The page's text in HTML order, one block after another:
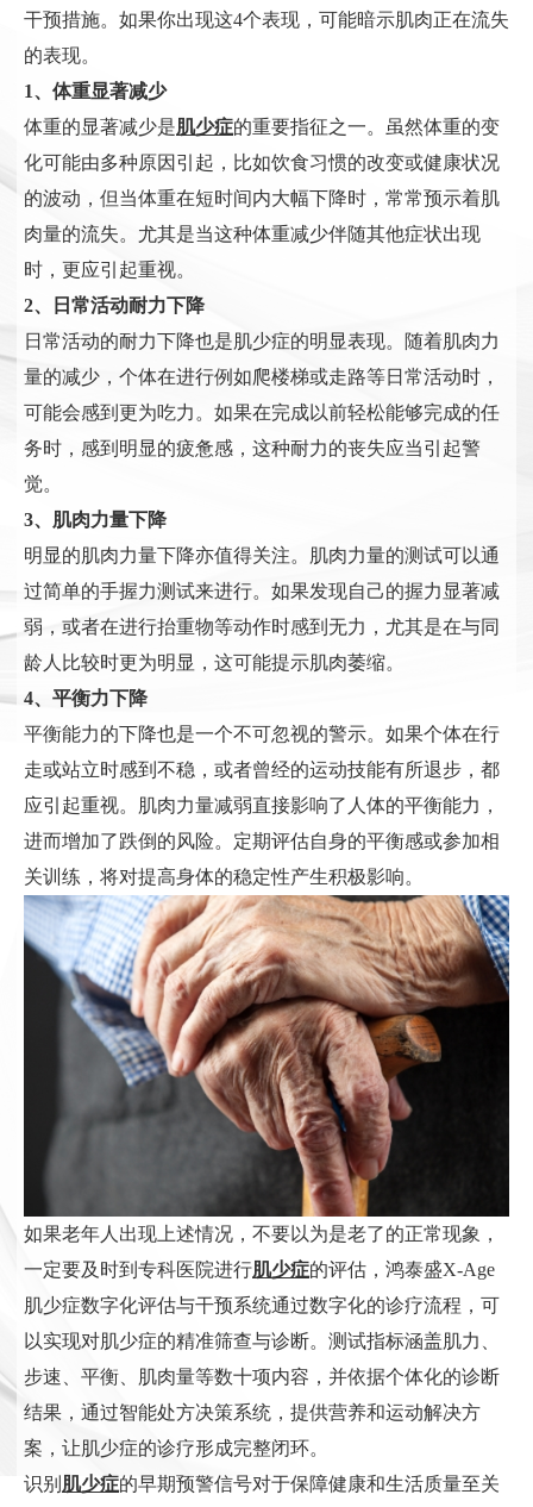
干预措施。如果你出现这4个表现，可能暗示肌肉正在流失
的表现。
1、体重显著减少
体重的显著减少是肌少症的重要指征之一。虽然体重的变
化可能由多种原因引起，比如饮食习惯的改变或健康状况
的波动，但当体重在短时间内大幅下降时，常常预示着肌
肉量的流失。尤其是当这种体重减少伴随其他症状出现
时，更应引起重视。
2、日常活动耐力下降
日常活动的耐力下降也是肌少症的明显表现。随着肌肉力
量的减少，个体在进行例如爬楼梯或走路等日常活动时，
可能会感到更为吃力。如果在完成以前轻松能够完成的任
务时，感到明显的疲惫感，这种耐力的丧失应当引起警
觉。
3、肌肉力量下降
明显的肌肉力量下降亦值得关注。肌肉力量的测试可以通
过简单的手握力测试来进行。如果发现自己的握力显著减
弱，或者在进行抬重物等动作时感到无力，尤其是在与同
龄人比较时更为明显，这可能提示肌肉萎缩。
4、平衡力下降
平衡能力的下降也是一个不可忽视的警示。如果个体在行
走或站立时感到不稳，或者曾经的运动技能有所退步，都
应引起重视。肌肉力量减弱直接影响了人体的平衡能力，
进而增加了跌倒的风险。定期评估自身的平衡感或参加相
关训练，将对提高身体的稳定性产生积极影响。
如果老年人出现上述情况，不要以为是老了的正常现象，
一定要及时到专科医院进行肌少症的评估，鸿泰盛X-Age
肌少症数字化评估与干预系统通过数字化的诊疗流程，可
以实现对肌少症的精准筛查与诊断。测试指标涵盖肌力、
步速、平衡、肌肉量等数十项内容，并依据个体化的诊断
结果，通过智能处方决策系统，提供营养和运动解决方
案，让肌少症的诊疗形成完整闭环。
识别 肌少症的早期预警信号对于保障健康和生活质量至关